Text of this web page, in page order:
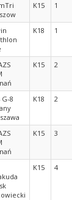
K15 1
K18 1
K15 2
G-8
K18 2
K15 3
K15 4